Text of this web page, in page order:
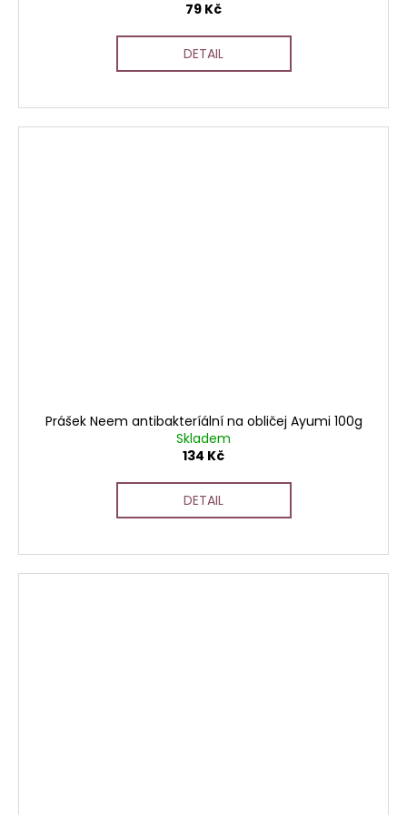
79 Kč
DETAIL
Prášek Neem antibakteríální na obličej Ayumi 100g
Skladem
134 Kč
DETAIL